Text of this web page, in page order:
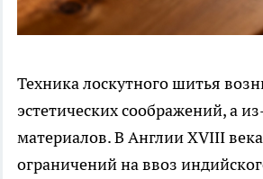
Техника лоскутного шитья
эстетических соображений, а
материалов. В Англии XVIII
ограничений на ввоз